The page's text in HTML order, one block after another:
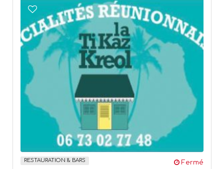
RESTAURATION & BARS Fermé